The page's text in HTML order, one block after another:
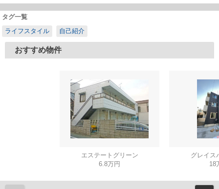
タグ一覧
ライフスタイル
自己紹介
おすすめ物件
エステートグリーン
6.8万円
グレイス
18